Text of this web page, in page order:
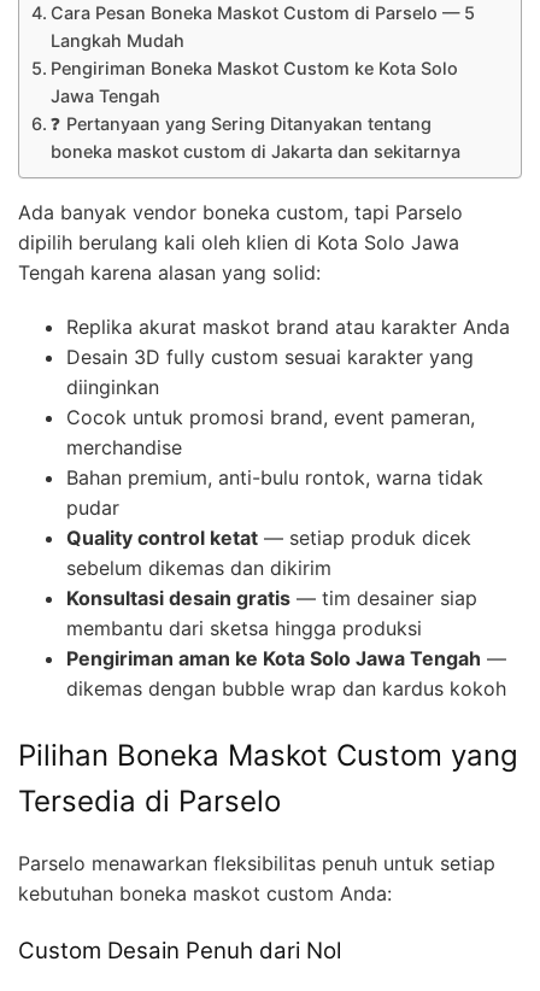
Cara Pesan Boneka Maskot Custom di Parselo — 5
Langkah Mudah
Pengiriman Boneka Maskot Custom ke Kota Solo
Jawa Tengah
❓ Pertanyaan yang Sering Ditanyakan tentang
boneka maskot custom di Jakarta dan sekitarnya
Ada banyak vendor boneka custom, tapi Parselo
dipilih berulang kali oleh klien di Kota Solo Jawa
Tengah karena alasan yang solid:
Replika akurat maskot brand atau karakter Anda
Desain 3D fully custom sesuai karakter yang
diinginkan
Cocok untuk promosi brand, event pameran,
merchandise
Bahan premium, anti-bulu rontok, warna tidak
pudar
Quality control ketat — setiap produk dicek
sebelum dikemas dan dikirim
Konsultasi desain gratis — tim desainer siap
membantu dari sketsa hingga produksi
Pengiriman aman ke Kota Solo Jawa Tengah —
dikemas dengan bubble wrap dan kardus kokoh
Pilihan Boneka Maskot Custom yang
Tersedia di Parselo
Parselo menawarkan fleksibilitas penuh untuk setiap
kebutuhan boneka maskot custom Anda:
Custom Desain Penuh dari Nol